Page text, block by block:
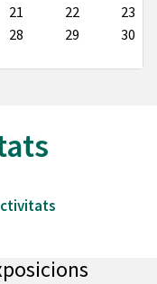
21 22
23
28 29
30